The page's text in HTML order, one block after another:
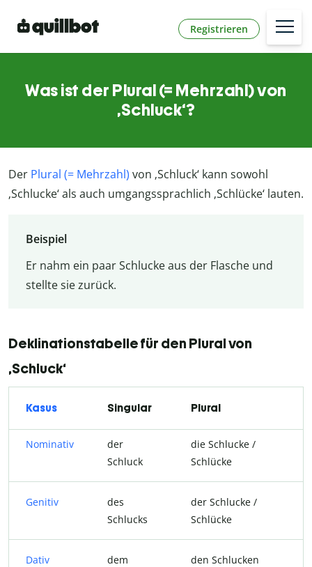
Registrieren
Was ist der Plural (= Mehrzahl) von
‚Schluck‘?
Der Plural (= Mehrzahl) von ‚Schluck‘ kann sowohl
‚Schlucke‘ als auch umgangssprachlich ‚Schlücke‘ lauten.
Beispiel
Er nahm ein paar Schlucke aus der Flasche und
stellte sie zurück.
Deklinationstabelle für den Plural von
‚Schluck‘
Kasus Singular Plural
Nominativ
der
Schluck
die Schlucke /
Schlücke
Genitiv
des
Schlucks
der Schlucke /
Schlücke
Dativ
dem
den Schlucken